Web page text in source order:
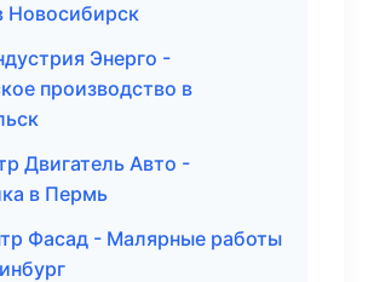
Новосибирск
Энерго -
производство в
Двигатель Авто -
в Пермь
Фасад - Малярные работы